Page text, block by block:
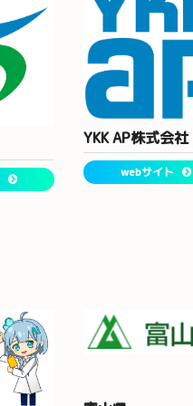
YKK AP株式会社
webサイト